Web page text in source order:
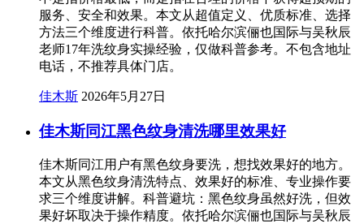
服务、安全和效果。本文从超值定义、优质标准、选择
方法三个维度进行科普。依托哈尔滨俪也国际与吴秋辰
老师17年洗纹身实操经验，仅做科普参考。不包含地址
电话，不推荐具体门店。
佳木斯 2026年5月27日
佳木斯同江黑色纹身清洗哪里效果好
佳木斯同江用户有黑色纹身要洗，想找效果好的地方。
本文从黑色纹身清洗特点、效果好的标准、专业操作要
求三个维度讲解。科普避坑：黑色纹身虽然好洗，但效
果好坏取决于操作精度。依托哈尔滨俪也国际与吴秋辰